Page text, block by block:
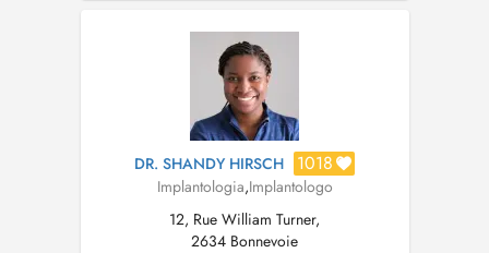
est reconnu pour son expertise en techniques...
DR. SHANDY HIRSCH 1018
Implantologia,Implantologo
12, Rue William Turner,
2634 Bonnevoie